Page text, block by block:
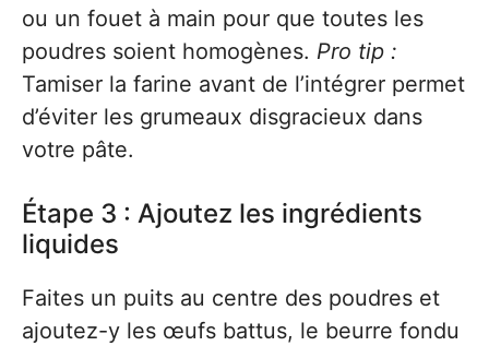
ou un fouet à main pour que toutes les
poudres soient homogènes. Pro tip :
Tamiser la farine avant de l’intégrer permet
d’éviter les grumeaux disgracieux dans
votre pâte.
Étape 3 : Ajoutez les ingrédients
liquides
Faites un puits au centre des poudres et
ajoutez-y les œufs battus, le beurre fondu